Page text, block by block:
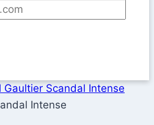
Scandal Intense